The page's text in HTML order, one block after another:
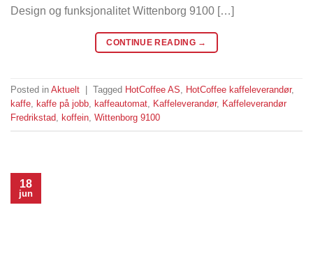
Design og funksjonalitet Wittenborg 9100 […]
CONTINUE READING →
Posted in Aktuelt Tagged HotCoffee AS, HotCoffee kaffeleverandør,
kaffe, kaffe på jobb, kaffeautomat, Kaffeleverandør, Kaffeleverandør
Fredrikstad, koffein, Wittenborg 9100
18
jun